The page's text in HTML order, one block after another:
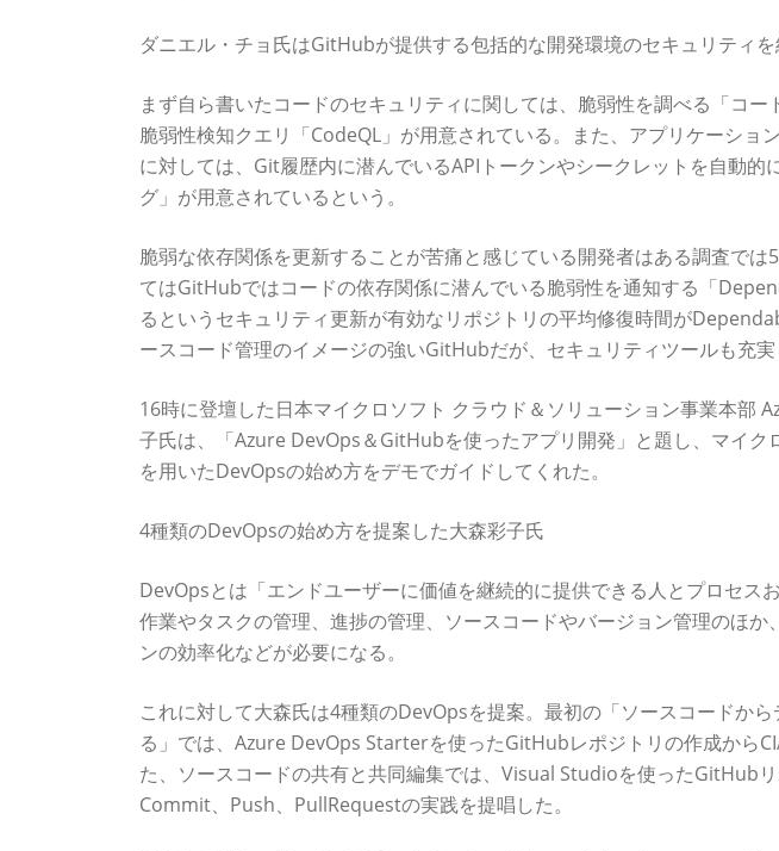
ダニエル・チョ氏はGitHubが提供する包括的な開発環境のセキュリティ
まず自ら書いたコードのセキュリティに関しては、脆弱性を調べる「コ
脆弱性検知クエリ「CodeQL」が用意されている。また、アプリケーショ
に対しては、Git履歴内に潜んでいるAPIトークンやシークレットを自動的
グ」が用意されているという。
脆弱な依存関係を更新することが苦痛と感じている開発者はある調査で
てはGitHubではコードの依存関係に潜んでいる脆弱性を通知する「
るというセキュリティ更新が有効なリポジトリの平均修復時間が
ースコード管理のイメージの強いGitHubだが、セキュリティツールも充実
16時に登壇した日本マイクロソフト クラウド＆ソリューション事業本部
子氏は、「Azure DevOps＆GitHubを使ったアプリ開発」と題し、マイ
を用いたDevOpsの始め方をデモでガイドしてくれた。
4種類のDevOpsの始め方を提案した大森彩子氏
DevOpsとは「エンドユーザーに価値を継続的に提供できる人とプロセス
作業やタスクの管理、進捗の管理、ソースコードやバージョン管理のほか
ンの効率化などが必要になる。
これに対して大森氏は4種類のDevOpsを提案。最初の「ソースコードか
る」では、Azure DevOps Starterを使ったGitHubレポジトリの作成から
た、ソースコードの共有と共同編集では、Visual Studioを使ったGitHubリ
Commit、Push、PullRequestの実践を提唱した。